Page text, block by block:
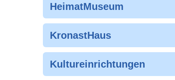
HeimatMuseum
KronastHaus
Kultureinrichtungen